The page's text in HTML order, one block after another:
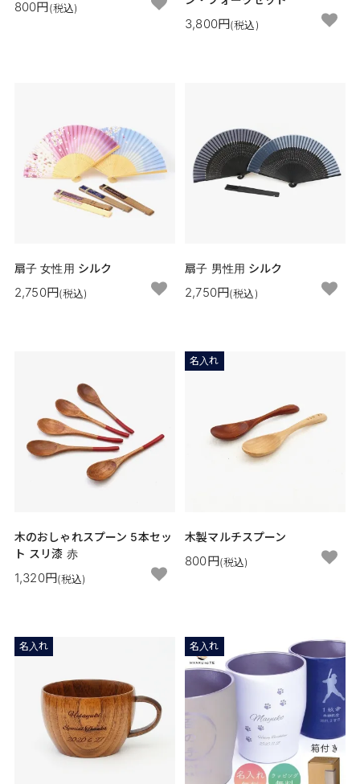
800円(税込)
3,800円(税込)
扇子 女性用 シルク
2,750円(税込)
扇子 男性用 シルク
2,750円(税込)
木のおしゃれスプーン 5本セッ
ト スリ漆 赤
1,320円(税込)
名入れ
木製マルチスプーン
800円(税込)
名入れ 名入れ